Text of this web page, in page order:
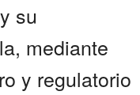
su
mediante
y regulatorio